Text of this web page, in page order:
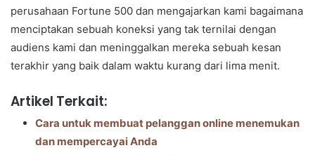
perusahaan Fortune 500 dan mengajarkan kami bagaimana
menciptakan sebuah koneksi yang tak ternilai dengan
audiens kami dan meninggalkan mereka sebuah kesan
terakhir yang baik dalam waktu kurang dari lima menit.
Artikel Terkait:
Cara untuk membuat pelanggan online menemukan
dan mempercayai Anda